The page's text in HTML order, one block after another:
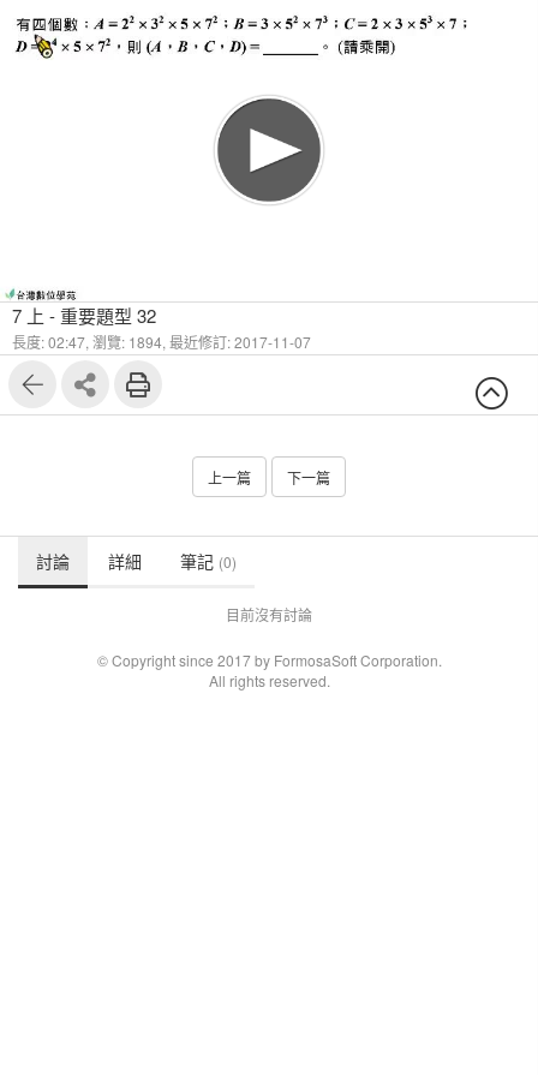
7 上 - 重要題型 32
長度: 02:47, 瀏覽: 1894, 最近修訂: 2017-11-07
上一篇 下一篇
討論 詳細 筆記 (0)
目前沒有討論
© Copyright since 2017 by FormosaSoft Corporation.
All rights reserved.